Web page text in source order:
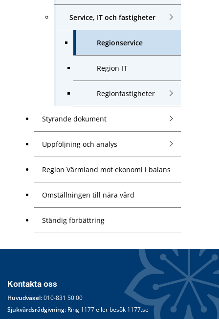
Service, IT och fastigheter
Regionservice
Region-IT
Regionfastigheter
Styrande dokument
Uppföljning och analys
Region Värmland mot ekonomi i balans
Omställningen till nära vård
Ständig förbättring
Kontakta oss
Huvudväxel: 010-831 50 00
Sjukvårdsrådgivning: Ring 1177 eller besök 1177.se